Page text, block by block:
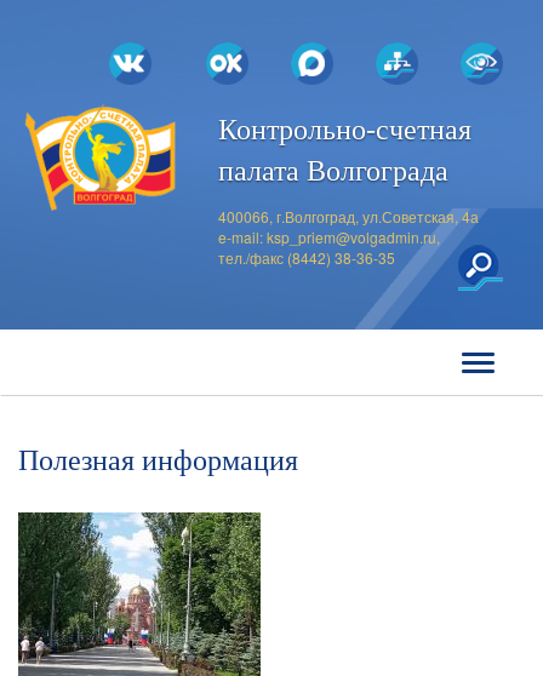
Контрольно-счетная
палата Волгограда
400066, г.Волгоград, ул.Советская, 4а
e-mail:ksp_priem@volgadmin.ru,
тел./факс (8442) 38-36-35
Полезная информация